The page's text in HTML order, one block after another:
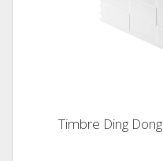
Timbre Ding